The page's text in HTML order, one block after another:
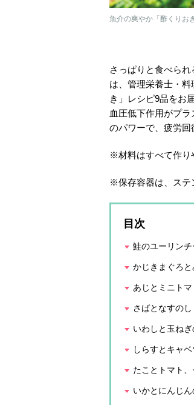
魚介の爽やか「酢くりお
さっぱりと食べら
は、管理栄養士・
き」レシピ9品をお
血圧低下作用がプ
のパワーで、疲労回
※材料はすべて作り
※保存容器は、ステ
目次
鮭のユーリンチ
かじきまぐろ
あじとミニト
さばとなすの
いわしと玉ね
しらすとキャ
たことトマト
いかとにんじ